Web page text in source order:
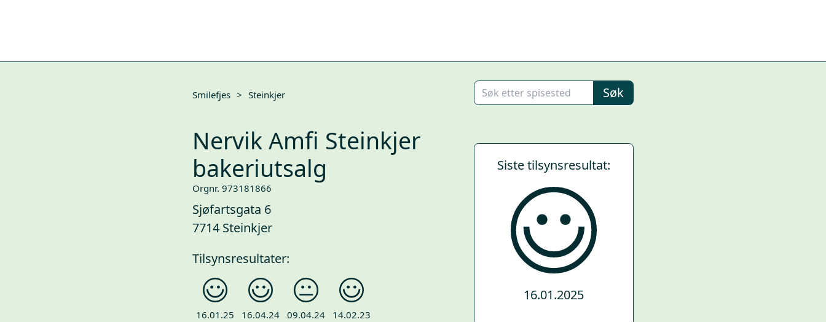
Smilefjes > Steinkjer Søk
Nervik Amfi Steinkjer
bakeriutsalg
Orgnr. 973181866
Sjøfartsgata 6
7714 Steinkjer
Tilsynsresultater:
16.01.25 16.04.24 09.04.24
14.02.23
Siste tilsynsresultat:
16.01.2025